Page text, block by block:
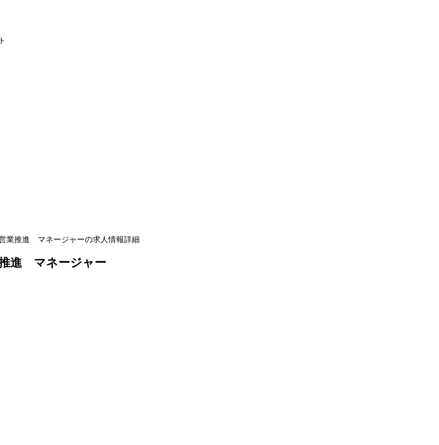
業推進 マネージャーの求人情報詳細
進 マネージャー